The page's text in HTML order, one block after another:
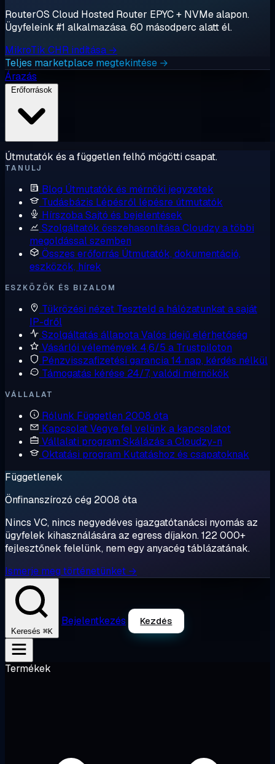
RouterOS Cloud Hosted Router EPYC + NVMe alapon.
Ügyfeleink #1 alkalmazása. 60 másodperc alatt él.
MikroTik CHR indítása →
Teljes marketplace megtekintése →
Árazás
Útmutatók és a független felhő mögötti csapat.
TANULJ
Blog Útmutatók és mérnöki jegyzetek
Tudásbázis Lépésről lépésre útmutatók
HírszobaSajtó és bejelentések
Szolgáltatók összehasonlításaCloudzy a többi
megoldással szemben
Összes erőforrás Útmutatók, dokumentáció,
eszközök, hírek
ESZKÖZÖK ÉS BIZALOM
Tükrözési nézet Teszteld a hálózatunkat a saját
IP-dről
Szolgáltatás állapotaValós idejű elérhetőség
Vásárlói vélemények 4,6/5 a Trustpiloton
Pénzvisszafizetési garancia14 nap, kérdés nélkül
Támogatás kérése 24/7, valódi mérnökök
VÁLLALAT
Rólunk Független 2008 óta
KapcsolatVegye fel velünk a kapcsolatot
Vállalati program Skálázás a Cloudzy-n
Oktatási program Kutatáshoz és csapatoknak
Függetlenek
Önfinanszírozó cég 2008 óta
Nincs VC, nincs negyedéves igazgatótanácsi nyomás az
ügyfelek kihasználására az egress díjakon. 122 000+
fejlesztőnek felelünk, nem egy anyacég táblázatának.
Ismerje meg történetünket →
Keresés ⌘K
Bejelentkezés Kezdés
Termékek